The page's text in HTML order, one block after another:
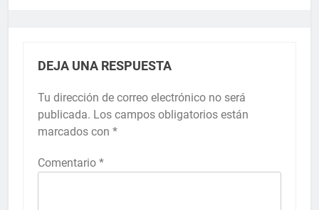
DEJA UNA RESPUESTA
Tu dirección de correo electrónico no será
publicada. Los campos obligatorios están
marcados con *
Comentario *